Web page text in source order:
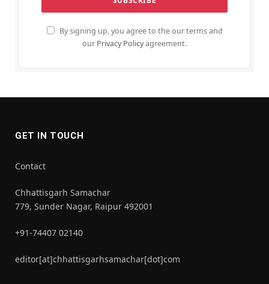
By signing up, you agree to the our terms and
our Privacy Policyagreement.
GET IN TOUCH
Contact
Chhattisgarh Samachar
779, Sunder Nagar, Raipur 492001
+91-74407 02140
editor[at]chhattisgarhsamachar[dot]com